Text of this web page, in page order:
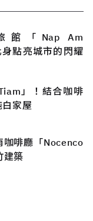
「Nap Am
點亮城市的閃耀
」！結合咖啡
家屋
咖啡廳「Nocenco
建築